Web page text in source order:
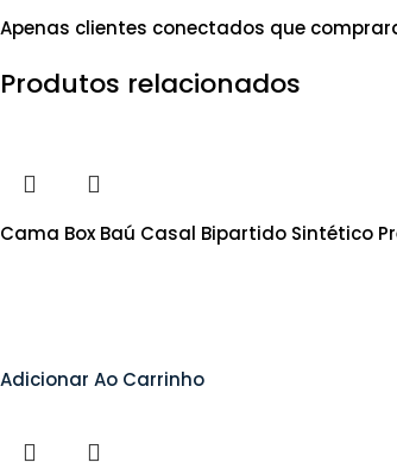
Apenas clientes conectados que
Produtos relacionados
Cama Box Baú Casal Bipartido Sintético
Adicionar Ao Carrinho